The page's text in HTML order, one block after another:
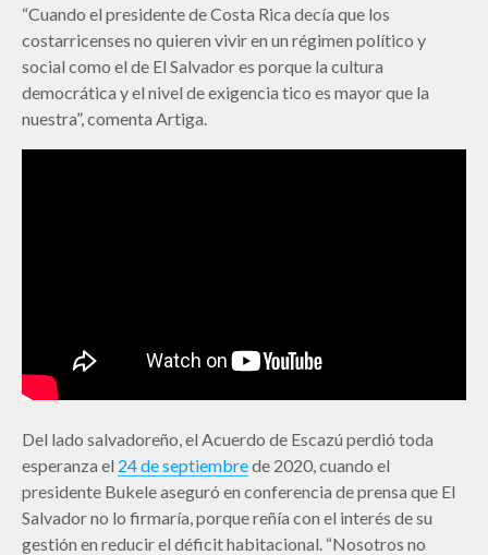
“Cuando el presidente de Costa Rica decía que los
costarricenses no quieren vivir en un régimen político y
social como el de El Salvador es porque la cultura
democrática y el nivel de exigencia tico es mayor que la
nuestra”, comenta Artiga.
Del lado salvadoreño, el Acuerdo de Escazú perdió toda
esperanza el 24 de septiembrede 2020, cuando el
presidente Bukele aseguró en conferencia de prensa que El
Salvador no lo firmaría, porque reñía con el interés de su
gestión en reducir el déficit habitacional. “Nosotros no